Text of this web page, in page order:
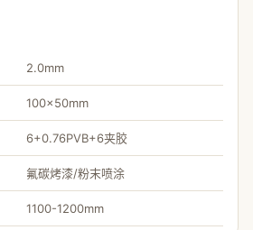
2.0mm
100×50mm
6+0.76PVB+6夹胶
氟碳烤漆/粉末喷涂
1100-1200mm